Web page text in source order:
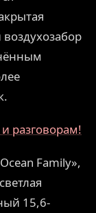
разговорам!
Family»,
15,6-